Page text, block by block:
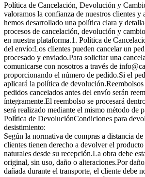
Política de Cancelación, Devolución y
valoramos la confianza de nuestros clientes y
hemos desarrollado una política clara y
procesos de cancelación, devolución y
en nuestra plataforma.1. Política de
del envío:Los clientes pueden cancelar un
procesado y enviado.Para solicitar una
comunicarse con nosotros a través de
proporcionando el número de pedido.Si el
aplicará la política de
pedidos cancelados antes del envío serán
íntegramente.El reembolso se procesará
será realizado mediante el mismo método de
Política de DevoluciónCondiciones para
desistimiento:
Según la normativa de compras a distancia
clientes tienen derecho a devolver el
naturales desde su recepción.La obra debe
original, sin uso, daño o alteraciones.Por
dañada durante el transporte, el cliente debe